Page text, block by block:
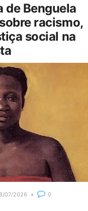
de Benguela
racismo,
social na
07/2026 0